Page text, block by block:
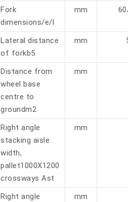
Fork
dimensions/e/l
mm 60/
Lateral distance
of forkb5
mm
Distance from
wheel base
centre to
groundm2
mm
Right angle
stacking aisle
width,
pallet1000X1200
crossways Ast
mm
Right angle
mm